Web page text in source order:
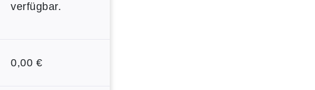
verfügbar.
0,00 €